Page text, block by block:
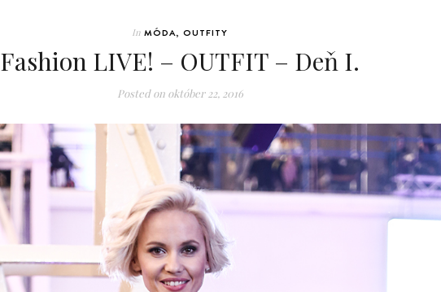
In MÓDA, OUTFITY
Fashion LIVE! – OUTFIT – Deň I.
Posted onoktóber 22, 2016